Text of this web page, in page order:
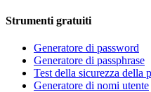
Strumenti gratuiti
Generatore di password
Generatore di passphrase
Test della sicurezza della
Generatore di nomi utente